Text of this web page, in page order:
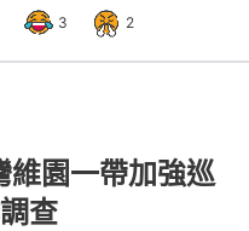
3 2
維園一帶加強巡
查